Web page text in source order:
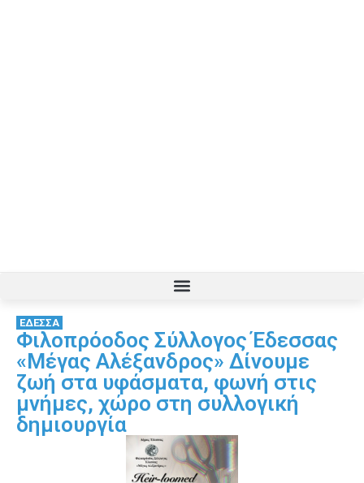
ΕΔΕΣΣΑ
Φιλοπρόοδος Σύλλογος Έδεσσας
«Μέγας Αλέξανδρος» Δίνουμε
ζωή στα υφάσματα, φωνή στις
μνήμες, χώρο στη συλλογική
δημιουργία